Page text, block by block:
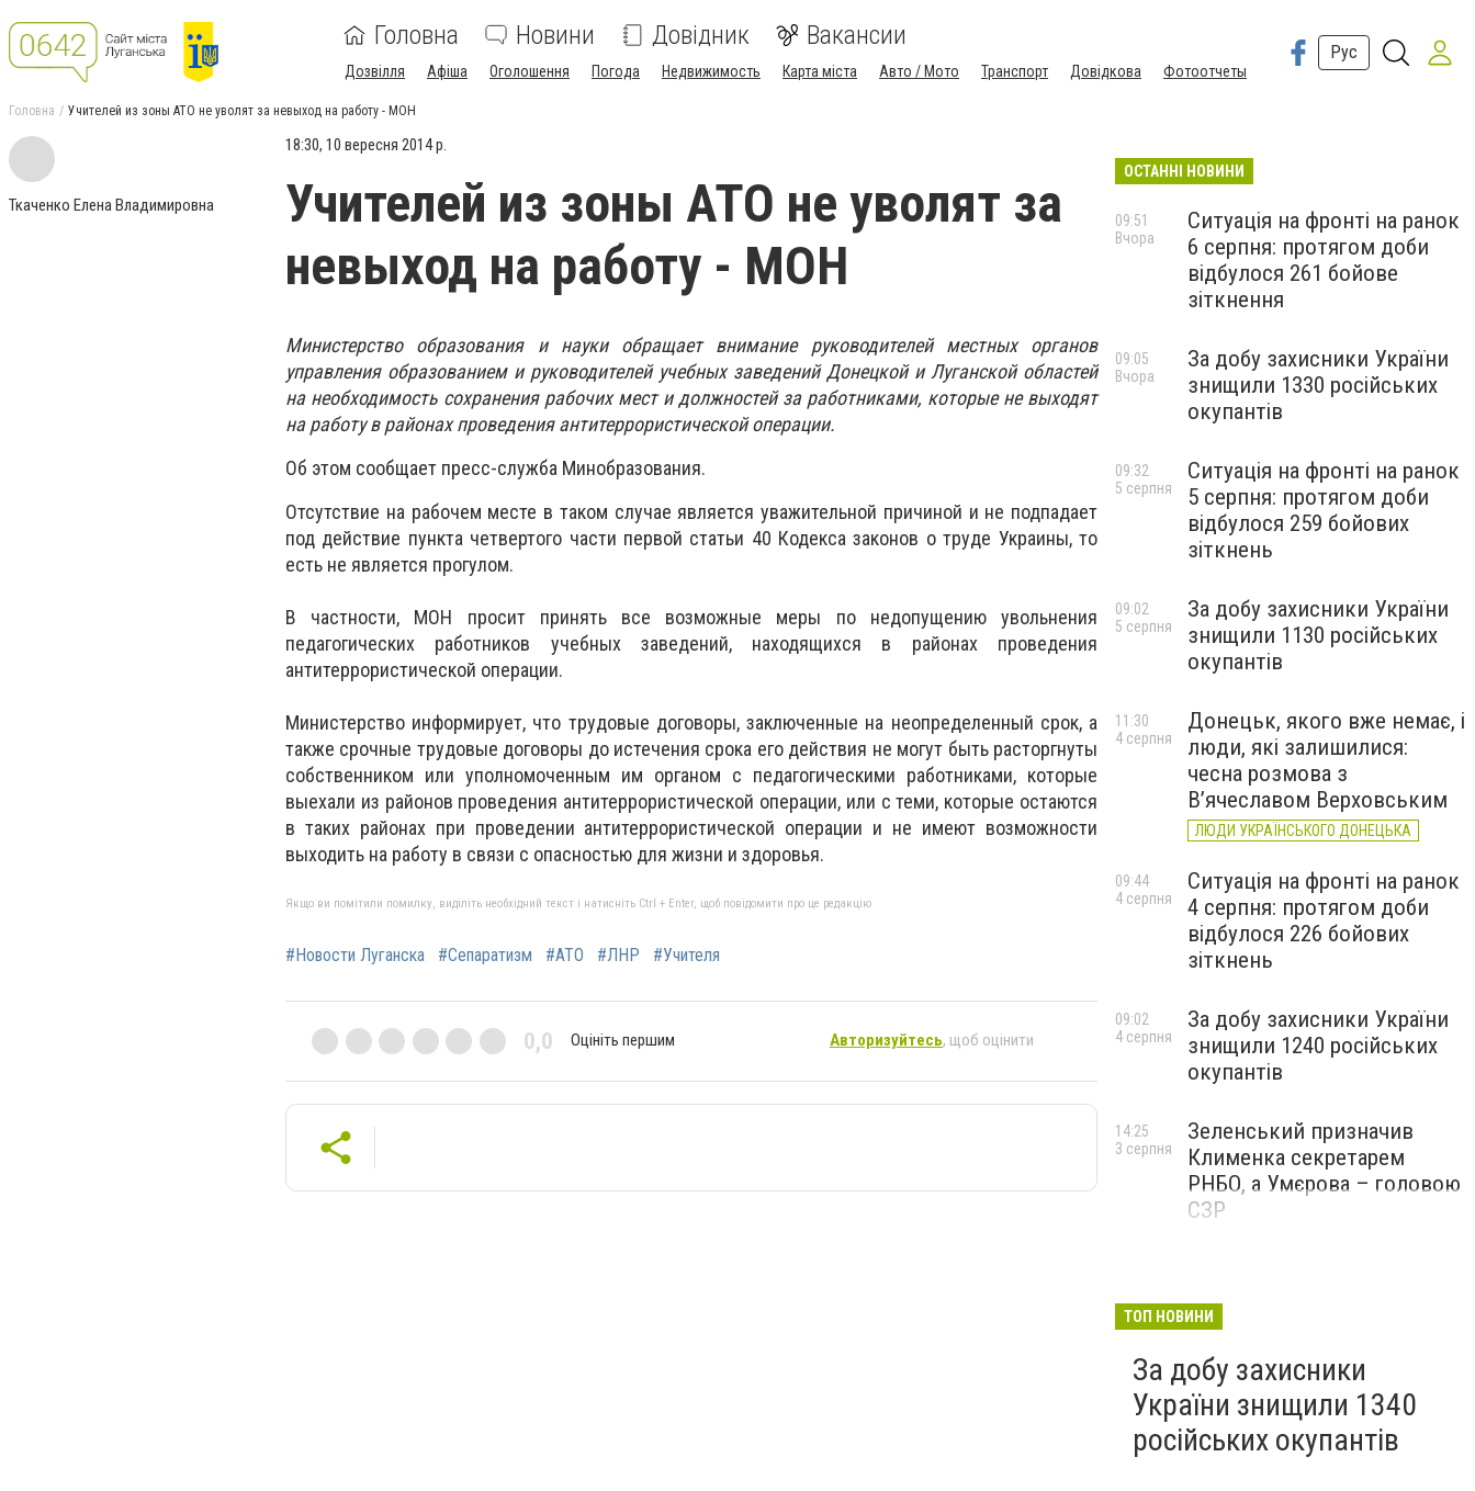
Головна Новини Довідник Вакансии
Дозвілля Афіша Оголошення Погода Недвижимость Карта міста Авто / Мото Транспорт Довідкова Фотоотчеты
Рус
Головна Учителей из зоны АТО не уволят за невыход на работу - МОН
Ткаченко Елена Владимировна
18:30, 10 вересня 2014 р.
Учителей из зоны АТО не уволят за
невыход на работу - МОН
Министерство образования и науки обращает внимание руководителей местных органов
управления образованием и руководителей учебных заведений Донецкой и Луганской областей
на необходимость сохранения рабочих мест и должностей за работниками, которые не выходят
на работу в районах проведения антитеррористической операции.
Об этом сообщает пресс-служба Минобразования.
Отсутствие на рабочем месте в таком случае является уважительной причиной и не подпадает
под действие пункта четвертого части первой статьи 40 Кодекса законов о труде Украины, то
есть не является прогулом.
В частности, МОН просит принять все возможные меры по недопущению увольнения
педагогических работников учебных заведений, находящихся в районах проведения
антитеррористической операции.
Министерство информирует, что трудовые договоры, заключенные на неопределенный срок, а
также срочные трудовые договоры до истечения срока его действия не могут быть расторгнуты
собственником или уполномоченным им органом с педагогическими работниками, которые
выехали из районов проведения антитеррористической операции, или с теми, которые остаются
в таких районах при проведении антитеррористической операции и не имеют возможности
выходить на работу в связи с опасностью для жизни и здоровья.
Якщо ви помітили помилку, виділіть необхідний текст і натисніть Ctrl + Enter, щоб повідомити про це редакцію
#Новости Луганска #Сепаратизм #АТО #ЛНР #Учителя
0,0 Оцініть першим Авторизуйтесь, щоб оцінити
ОСТАННІ НОВИНИ
Ситуація на фронті на ранок
6 серпня: протягом доби
відбулося 261 бойове
зіткнення
09:51
Вчора
За добу захисники України
знищили 1330 російських
окупантів
09:05
Вчора
Ситуація на фронті на ранок
5 серпня: протягом доби
відбулося 259 бойових
зіткнень
09:32
5 серпня
За добу захисники України
знищили 1130 російських
окупантів
09:02
5 серпня
Донецьк, якого вже немає, і
люди, які залишилися:
чесна розмова з
В’ячеславом Верховським
ЛЮДИ УКРАЇНСЬКОГО ДОНЕЦЬКА
11:30
4 серпня
Ситуація на фронті на ранок
4 серпня: протягом доби
відбулося 226 бойових
зіткнень
09:44
4 серпня
За добу захисники України
знищили 1240 російських
окупантів
09:02
4 серпня
Зеленський призначив
Клименка секретарем
РНБО, а Умєрова – головою
СЗР
14:25
3 серпня
ТОП НОВИНИ
За добу захисники
України знищили 1340
російських окупантів